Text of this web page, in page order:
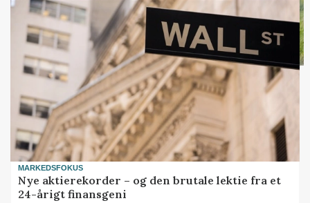
MARKEDSFOKUS
Nye aktierekorder – og den brutale lektie fra et
24-årigt finansgeni